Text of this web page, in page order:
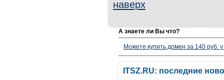
наверх
А знаете ли Вы что?
Можете купить домен за 140 руб.
ITSZ.RU: последние